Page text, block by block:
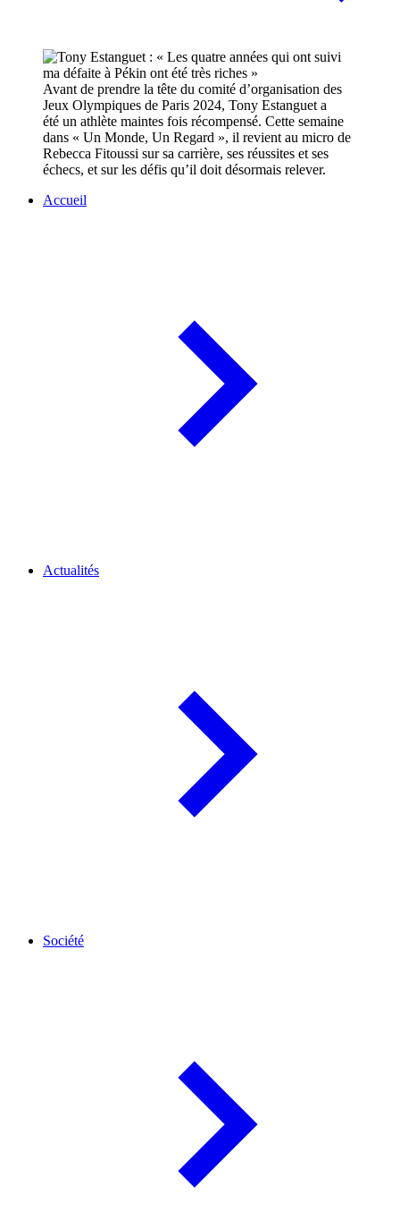
Avant de prendre la tête du comité d’organisation des
Jeux Olympiques de Paris 2024, Tony Estanguet a
été un athlète maintes fois récompensé. Cette semaine
dans « Un Monde, Un Regard », il revient au micro de
Rebecca Fitoussi sur sa carrière, ses réussites et ses
échecs, et sur les défis qu’il doit désormais relever.
Accueil
Actualités
Société